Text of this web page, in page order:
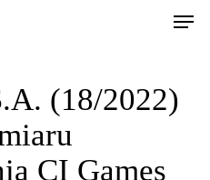
(18/2022)
CI Games